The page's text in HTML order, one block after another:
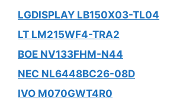
LGDISPLAY LB150X03-TL04
LT LM215WF4-TRA2
BOE NV133FHM-N44
NEC NL6448BC26-08D
IVO M070GWT4R0